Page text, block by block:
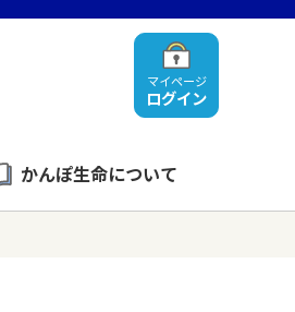
マイページ
ログイン
かんぽ生命について